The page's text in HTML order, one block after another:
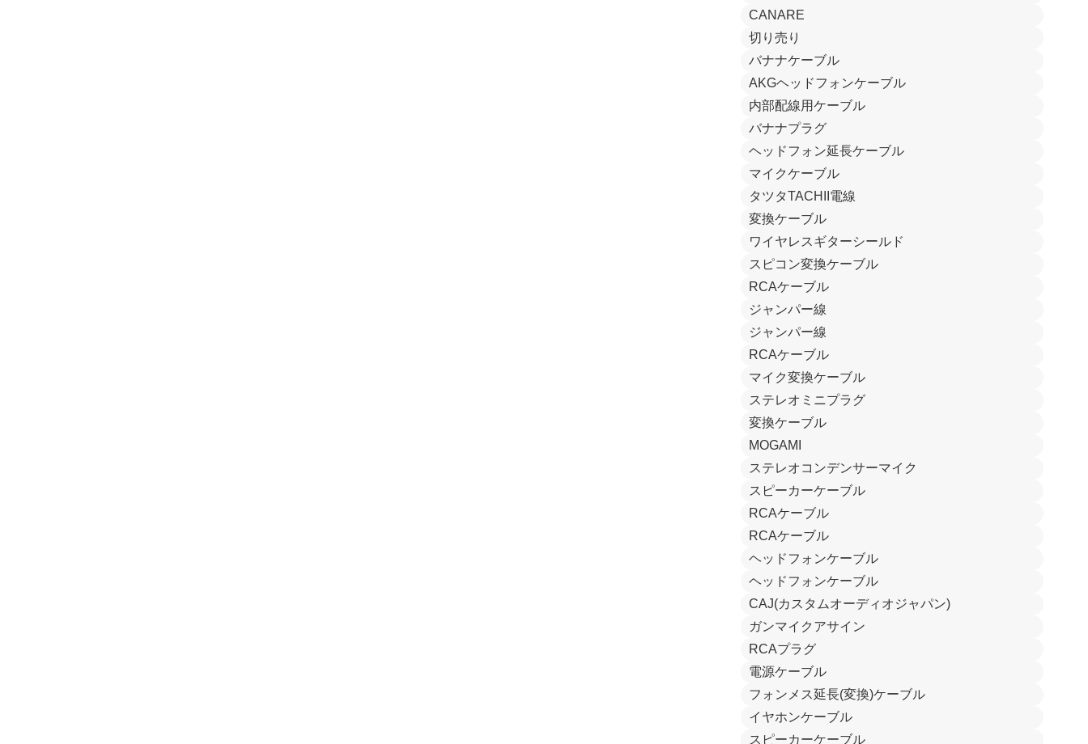
CANARE
切り売り
バナナケーブル
AKGヘッドフォンケーブル
内部配線用ケーブル
バナナプラグ
ヘッドフォン延長ケーブル
マイクケーブル
タツタTACHII電線
変換ケーブル
ワイヤレスギターシールド
スピコン変換ケーブル
RCAケーブル
ジャンパー線
ジャンパー線
RCAケーブル
マイク変換ケーブル
ステレオミニプラグ
変換ケーブル
MOGAMI
ステレオコンデンサーマイク
スピーカーケーブル
RCAケーブル
RCAケーブル
ヘッドフォンケーブル
ヘッドフォンケーブル
CAJ(カスタムオーディオジャパン)
ガンマイクアサイン
RCAプラグ
電源ケーブル
フォンメス延長(変換)ケーブル
イヤホンケーブル
スピーカーケーブル